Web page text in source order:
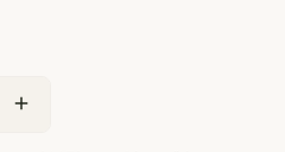
add